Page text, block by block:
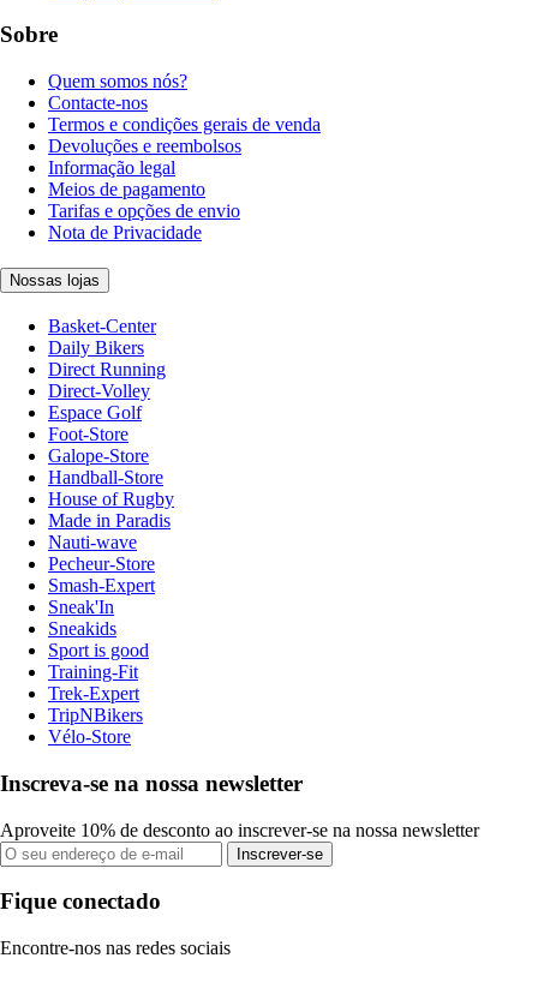
Sobre
Quem somos nós?
Contacte-nos
Termos e condições gerais de venda
Devoluções e reembolsos
Informação legal
Meios de pagamento
Tarifas e opções de envio
Nota de Privacidade
Nossas lojas
Basket-Center
Daily Bikers
Direct Running
Direct-Volley
Espace Golf
Foot-Store
Galope-Store
Handball-Store
House of Rugby
Made in Paradis
Nauti-wave
Pecheur-Store
Smash-Expert
Sneak'In
Sneakids
Sport is good
Training-Fit
Trek-Expert
TripNBikers
Vélo-Store
Inscreva-se na nossa newsletter
Aproveite 10% de desconto ao inscrever-se na nossa newsletter
Inscrever-se
Fique conectado
Encontre-nos nas redes sociais